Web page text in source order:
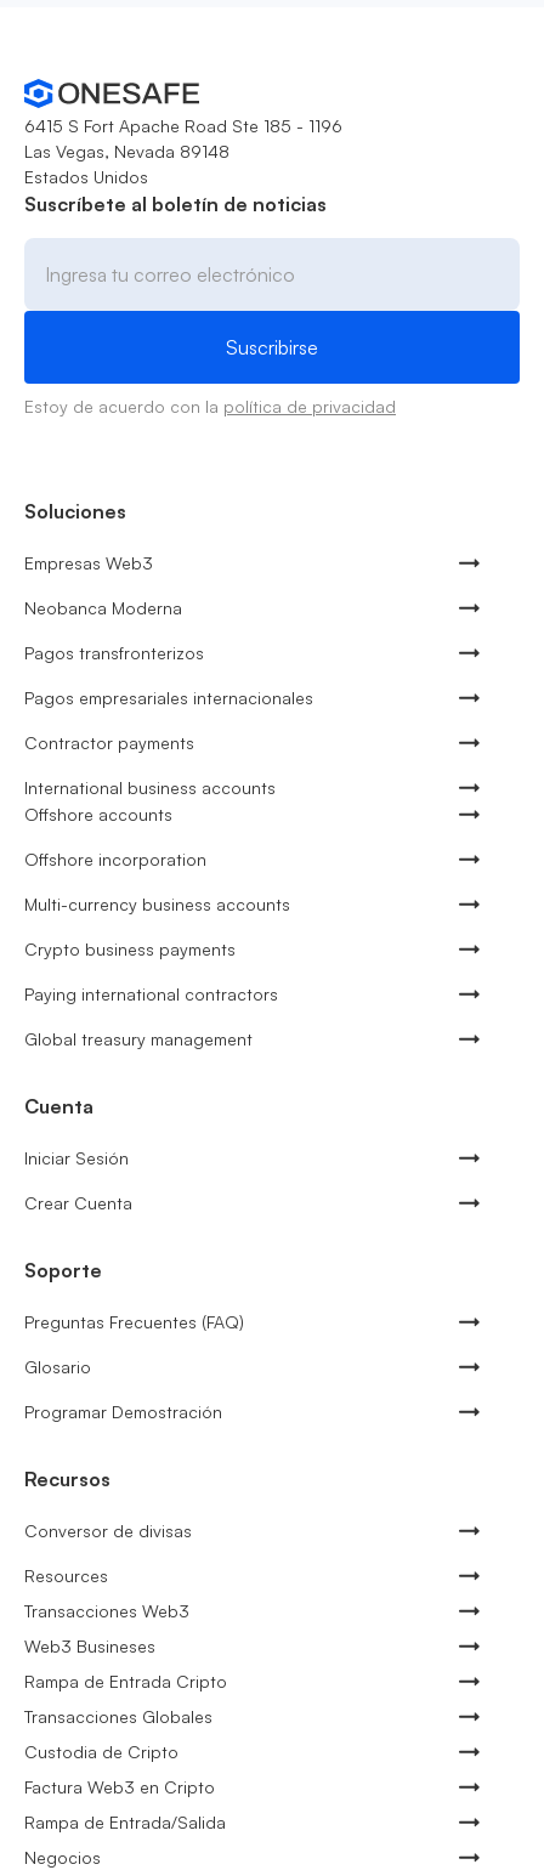
6415 S Fort Apache Road Ste 185 - 1196
Las Vegas, Nevada 89148
Estados Unidos
Suscríbete al boletín de noticias
Estoy de acuerdo con la política de privacidad
Soluciones
Empresas Web3
Neobanca Moderna
Pagos transfronterizos
Pagos empresariales internacionales
Contractor payments
International business accounts
Offshore accounts
Offshore incorporation
Multi-currency business accounts
Crypto business payments
Paying international contractors
Global treasury management
Cuenta
Iniciar Sesión
Crear Cuenta
Soporte
Preguntas Frecuentes (FAQ)
Glosario
Programar Demostración
Recursos
Conversor de divisas
Resources
Transacciones Web3
Web3 Busineses
Rampa de Entrada Cripto
Transacciones Globales
Custodia de Cripto
Factura Web3 en Cripto
Rampa de Entrada/Salida
Negocios